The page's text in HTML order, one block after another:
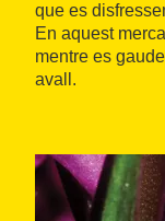
que es
En aquest
mentre es
avall.